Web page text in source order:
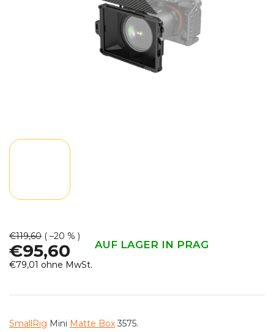
€119,60 ( –20 % )
€95,60 AUF LAGER IN PRAG
€79,01 ohne MwSt.
SmallRig Mini Matte Box 3575.